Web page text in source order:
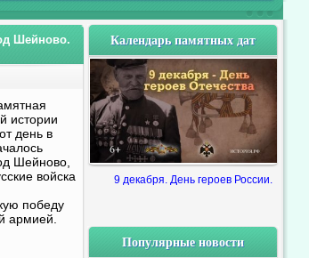
Шейново.
истории
день в
Шейново,
войска
победу
армией.
Календарь памятных дат
9 декабря. День героев России.
Популярные новости